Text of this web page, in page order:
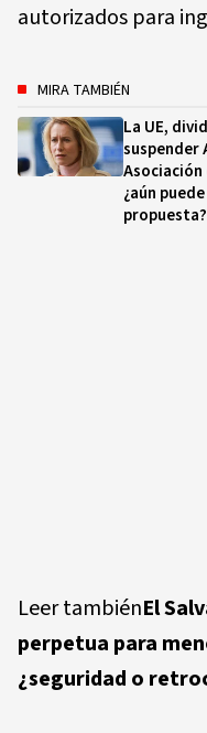
autorizados para
MIRA TAMBIÉN
La UE,
suspender
Asociación
¿aún
propuesta?
Leer tambiénEl
perpetua para
¿seguridad o